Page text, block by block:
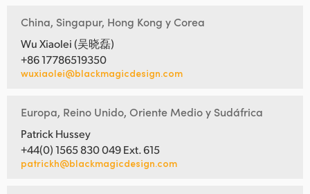
China, Singapur, Hong Kong y Corea
Wu Xiaolei (吴晓磊)
+86 17786519350
wuxiaolei@blackmagicdesign.com
Europa, Reino Unido, Oriente Medio y Sudáfrica
Patrick Hussey
+44(0) 1565 830 049 Ext. 615
patrickh@blackmagicdesign.com